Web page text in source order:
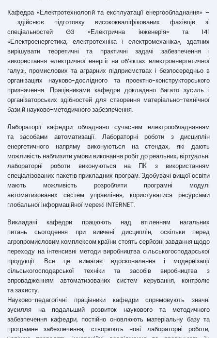
Кафедра «Електротехнологій та експлуатації енергообладнання» –
здійснює підготовку висококваліфікованих фахівців зі
спеціальностей G3 «Електрична інженерія» та 141
«Електроенергетика, електротехніка і електромеханіка», здатних
вирішувати теоретичні та практичні задачі забезпечення і
використання електричної енергії на об’єктах електроенергетичної
галузі, промислових та аграрних підприємствах і безпосередньо в
організаціях науково-дослідного та проектно-конструкторського
призначення. Працівниками кафедри докладено багато зусиль і
організаторських здібностей для створення матеріально-технічної
бази й науково-методичного забезпечення.
Лабораторії кафедри обладнано сучасним електрообладнанням
та засобами автоматизації. Лабораторні роботи з дисциплін
енергетичного напряму виконуються на стендах, які дають
можливість наблизити умови виконання робіт до реальних, віртуальні
лабораторні роботи виконуються на ПК з використанням
спеціалізованих пакетів прикладних програм. Здобувачі вищої освіти
мають можливість розробляти програмні модулі
автоматизованих систем управління, користуватися ресурсами
глобальної інформаційної мережі INTERNET.
Викладачі кафедри працюють над втіленням нагальних
питань сьогодення при вивчені дисциплін, оскільки перед
агропромисловим комплексом країни стоять серйозні завдання щодо
переходу на інтенсивні методи виробництва сільськогосподарської
продукції. Все це вимагає вдосконалення і модернізації
сільськогосподарської техніки та засобів виробництва з
впровадженням автоматизованих систем керування, контролю
та захисту.
Науково-педагогічні працівники кафедри спрямовують значні
зусилля на подальший розвиток наукового та методичного
забезпечення кафедри, постійно оновлюють матеріальну базу та
програмне забезпечення, створюють нові лабораторні роботи;